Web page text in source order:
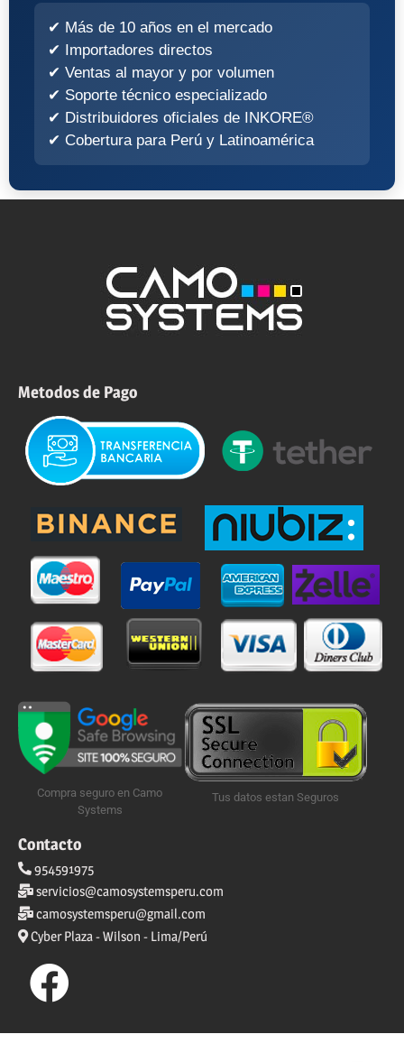
✔ Más de 10 años en el mercado
✔ Importadores directos
✔ Ventas al mayor y por volumen
✔ Soporte técnico especializado
✔ Distribuidores oficiales de INKORE®
✔ Cobertura para Perú y Latinoamérica
Metodos de Pago
Compra seguro en Camo
Systems
Tus datos estan Seguros
Contacto
954591975
servicios@camosystemsperu.com
camosystemsperu@gmail.com
Cyber Plaza - Wilson - Lima/Perú